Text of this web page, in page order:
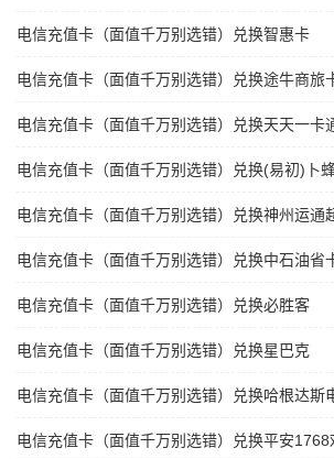
电信充值卡（面值千万别选错）兑换智惠卡
电信充值卡（面值千万别选错）兑换途牛商旅
电信充值卡（面值千万别选错）兑换天天一卡
电信充值卡（面值千万别选错）兑换(易初)卜
电信充值卡（面值千万别选错）兑换神州运通
电信充值卡（面值千万别选错）兑换中石油省
电信充值卡（面值千万别选错）兑换必胜客
电信充值卡（面值千万别选错）兑换星巴克
电信充值卡（面值千万别选错）兑换哈根达斯
电信充值卡（面值千万别选错）兑换平安1768